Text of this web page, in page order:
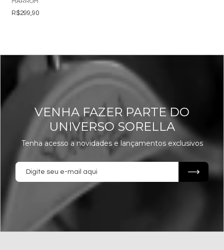
MARROM
R$299,90
VENHA FAZER PARTE DO
UNIVERSO SORELLA
Tenha acesso a novidades e lançamentos exclusivos